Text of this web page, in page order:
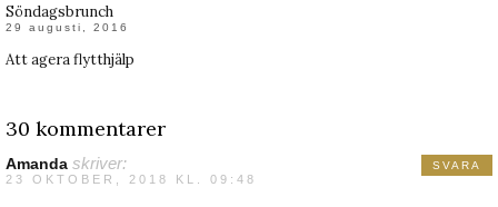
Söndagsbrunch
29 augusti, 2016
Att agera flytthjälp
30 kommentarer
Amanda skriver:
23 OKTOBER, 2018 KL. 09:48
SVARA